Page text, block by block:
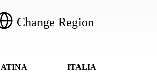
Change Region
ITALIA